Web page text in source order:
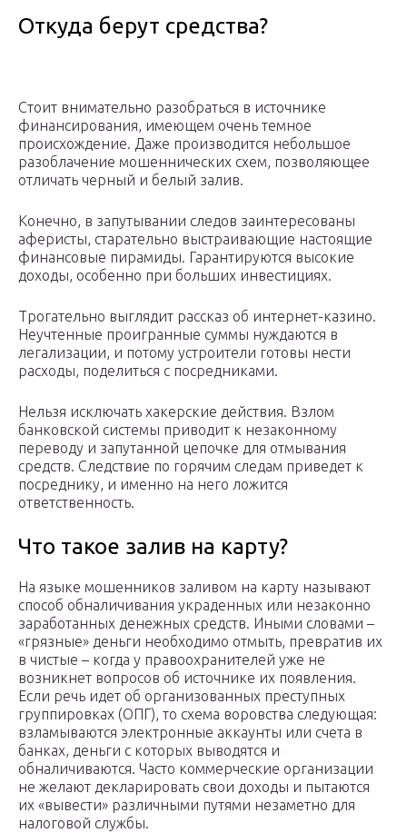
Откуда берут средства?
Стоит внимательно разобраться в источнике
финансирования, имеющем очень темное
происхождение. Даже производится небольшое
разоблачение мошеннических схем, позволяющее
отличать черный и белый залив.
Конечно, в запутывании следов заинтересованы
аферисты, старательно выстраивающие настоящие
финансовые пирамиды. Гарантируются высокие
доходы, особенно при больших инвестициях.
Трогательно выглядит рассказ об интернет-казино.
Неучтенные проигранные суммы нуждаются в
легализации, и потому устроители готовы нести
расходы, поделиться с посредниками.
Нельзя исключать хакерские действия. Взлом
банковской системы приводит к незаконному
переводу и запутанной цепочке для отмывания
средств. Следствие по горячим следам приведет к
посреднику, и именно на него ложится
ответственность.
Что такое залив на карту?
На языке мошенников заливом на карту называют
способ обналичивания украденных или незаконно
заработанных денежных средств. Иными словами –
«грязные» деньги необходимо отмыть, превратив их
в чистые – когда у правоохранителей уже не
возникнет вопросов об источнике их появления.
Если речь идет об организованных преступных
группировках (ОПГ), то схема воровства следующая:
взламываются электронные аккаунты или счета в
банках, деньги с которых выводятся и
обналичиваются. Часто коммерческие организации
не желают декларировать свои доходы и пытаются
их «вывести» различными путями незаметно для
налоговой службы.